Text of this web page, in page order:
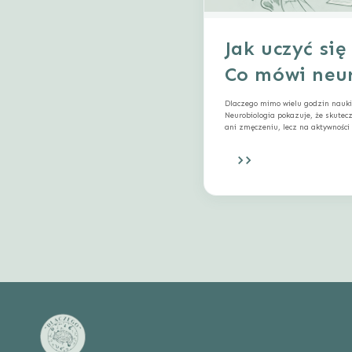
Jak uczyć
Co mówi
Dlaczego mimo wielu godzin
Neurobiologia pokazuje, że
ani zmęczeniu, lecz na
więcej.